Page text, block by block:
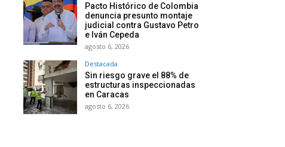
Pacto Histórico de Colombia
denuncia presunto montaje
judicial contra Gustavo Petro
e Iván Cepeda
agosto 6, 2026
Destacada
Sin riesgo grave el 88% de
estructuras inspeccionadas
en Caracas
agosto 6, 2026